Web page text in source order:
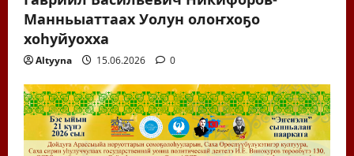
Манньыаттаах Уолун олоҥхоҕо
хоһуйуохха
Altyyna 15.06.2026 0